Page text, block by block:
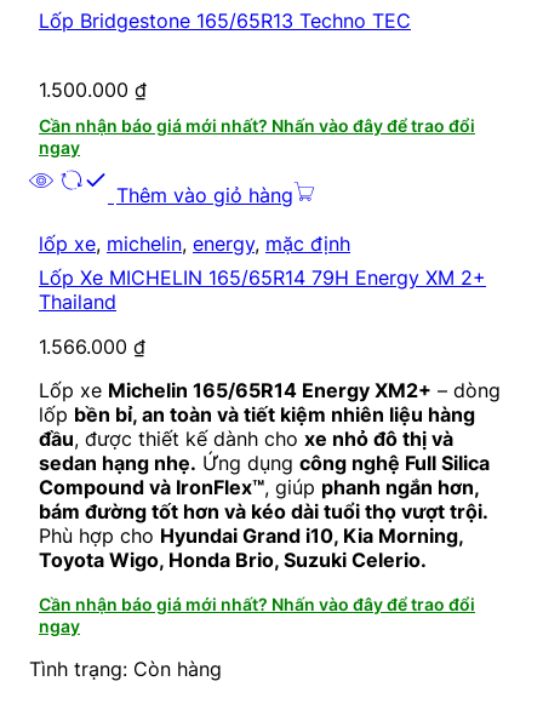
Lốp Bridgestone 165/65R13 Techno TEC
1.500.000 ₫
Cần nhận báo giá mới nhất? Nhấn vào đây để trao đổi
ngay
Thêm vào giỏ hàng
lốp xe, michelin, energy, mặc định
Lốp Xe MICHELIN 165/65R14 79H Energy XM 2+
Thailand
1.566.000 ₫
Lốp xe Michelin 165/65R14 Energy XM2+ – dòng
lốp bền bỉ, an toàn và tiết kiệm nhiên liệu hàng
đầu, được thiết kế dành cho xe nhỏ đô thị và
sedan hạng nhẹ. Ứng dụng công nghệ Full Silica
Compound và IronFlex™, giúp phanh ngắn hơn,
bám đường tốt hơn và kéo dài tuổi thọ vượt trội.
Phù hợp cho Hyundai Grand i10, Kia Morning,
Toyota Wigo, Honda Brio, Suzuki Celerio.
Cần nhận báo giá mới nhất? Nhấn vào đây để trao đổi
ngay
Tình trạng: Còn hàng